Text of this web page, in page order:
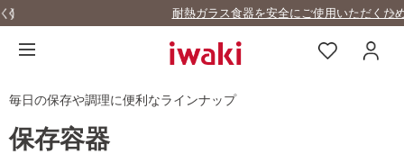
耐熱ガラス食器を安全にご使用いただくために
毎日の保存や調理に便利なラインナップ
保存容器